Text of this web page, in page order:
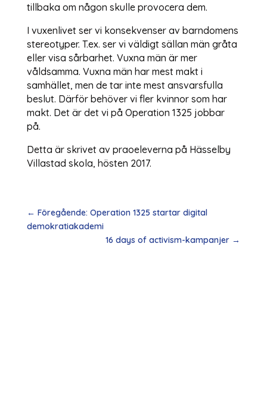
tillbaka om någon skulle provocera dem.
I vuxenlivet ser vi konsekvenser av barndomens
stereotyper. T.ex. ser vi väldigt sällan män gråta
eller visa sårbarhet. Vuxna män är mer
våldsamma. Vuxna män har mest makt i
samhället, men de tar inte mest ansvarsfulla
beslut. Därför behöver vi fler kvinnor som har
makt. Det är det vi på Operation 1325 jobbar
på.
Detta är skrivet av praoeleverna på Hässelby
Villastad skola, hösten 2017.
← Föregående: Operation 1325 startar digital
demokratiakademi
16 days of activism-kampanjer →